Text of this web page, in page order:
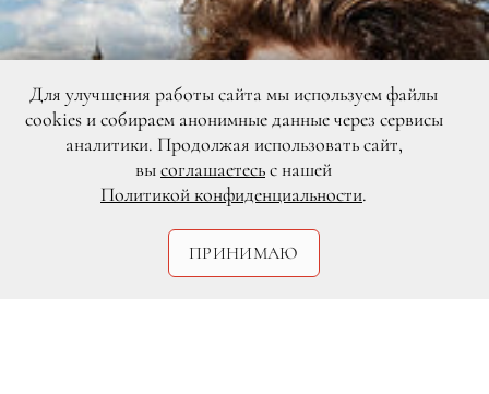
Для улучшения работы сайта мы используем файлы
cookies и собираем анонимные данные через сервисы
аналитики. Продолжая использовать сайт,
высоглашаетесьс нашей
Политикой конфиденциальности.
ПРИНИМАЮ